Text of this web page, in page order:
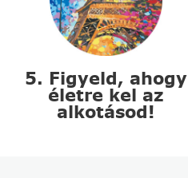
5. Figyeld, ahogy
életre kel az
alkotásod!